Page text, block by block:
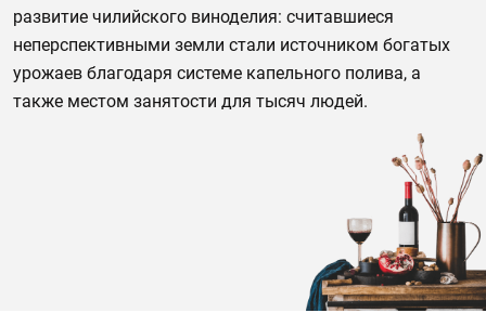
развитие чилийского виноделия: считавшиеся
неперспективными земли стали источником богатых
урожаев благодаря системе капельного полива, а
также местом занятости для тысяч людей.